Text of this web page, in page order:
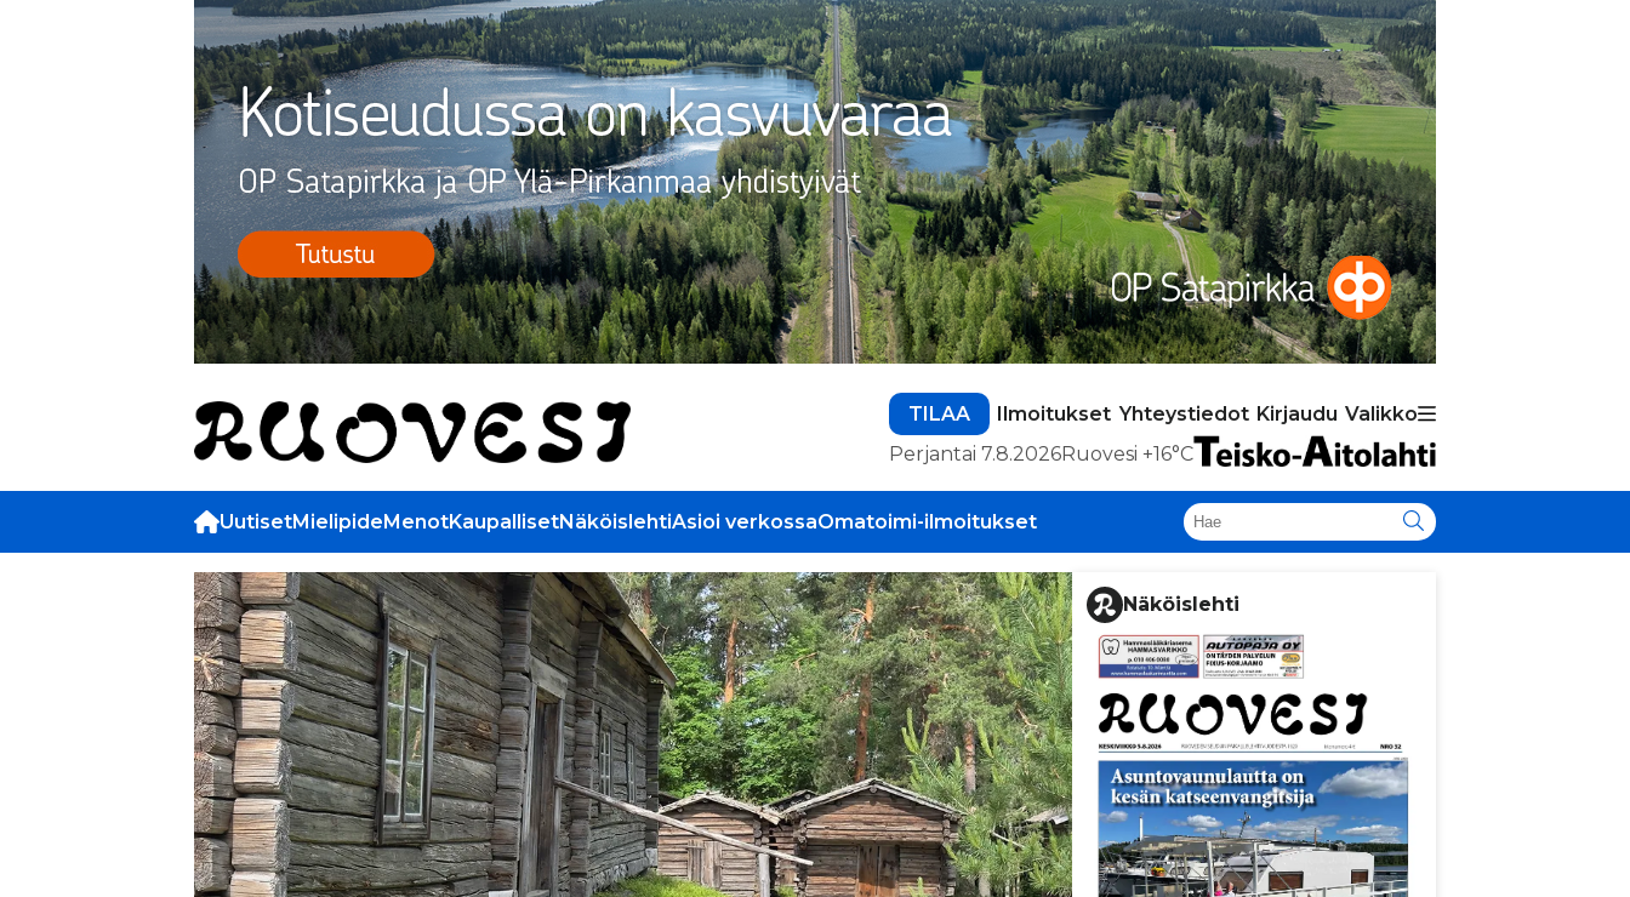
TILAA Ilmoitukset Yhteystiedot Kirjaudu Valikko
Perjantai 7.8.2026Ruovesi +16°C
UutisetMielipideMenotKaupallisetNäköislehtiAsioi verkossaOmatoimi-ilmoitukset
Näköislehti